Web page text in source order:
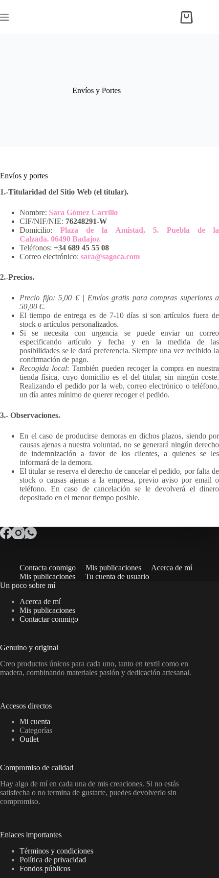
al
contenido
Carro
Envíos y Portes
Envíos y portes
1.-Titularidad del Sitio Web (el titular).
Nombre: Sara Gómez Carrillo
CIF/NIF/NIE: 76248291-W
Domicilio:Plaza de la Amistad, 5. Puebla de la
Calzada. 06490 Badajoz
Teléfonos: +34 689 45 55 08
Correo electrónico: sara@sagoca.com
2.-Precios.
Precio fijo: 5,00 € | Envíos gratis para compras superiores a
50,00 €.
El tiempo de entrega es de 7-10 días si son artículos fuera de
stock o artículos personalizados.
Si se necesita con urgencia se puede enviar un correo
especificando artículo y fecha y en la medida de las
posibilidades se le dará preferencia. Siempre una vez recibido la
confirmación de pago.
Recogida local: También pueden recoger la compra en nuestra
tienda física, cuyo domicilio es el del titular, sin ningún coste.
Realizando el pedido por la web, correo electrónico o teléfono,
un día antes mínimo de querer recoger el pedido.
3.- Observaciones.
En el caso de producirse demoras en dichos plazos, siendo por
causas ajenas a nuestra voluntad, no se generará ningún derecho
de indemnización a favor de los clientes, a quienes se les
informará de la demora.
El titular se reserva el derecho de cancelar el pedido, por falta de
stock o causas ajenas a la empresa, previo aviso por email o
teléfono. En caso de cancelación se le devolverá el dinero
depositado en el menor tiempo posible.
Contacta conmigo Mis publicaciones
Acerca de mí
Mis publicaciones
Tu cuenta de usuario
Un poco sobre mí
Acerca de mí
Mis publicaciones
Contactar conmigo
Genuino y original
Creo productos únicos para cada uno, tanto en textil como en
madera, combinando materiales pasión y dedicación artesanal.
Accesos directos
Mi cuenta
Categorías
Outlet
Compromiso de calidad
Hay algo de mí en cada una de mis creaciones. Si no estás
satisfecha o no termina de gustarte, puedes devolverlo sin
compromiso.
Enlaces importantes
Términos y condiciones
Política de privacidad
Fondos públicos